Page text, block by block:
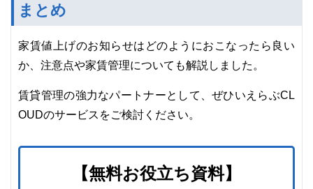
まとめ
家賃値上げのお知らせはどのようにおこなったら良い
か、注意点や家賃管理についても解説しました。
賃貸管理の強力なパートナーとして、ぜひいえらぶCL
OUDのサービスをご検討ください。
【無料お役立ち資料】